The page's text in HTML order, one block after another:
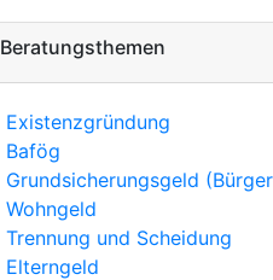
Beratungsthemen
Existenzgründung
Bafög
Grundsicherungsgeld
Wohngeld
Trennung und Scheidung
Elterngeld